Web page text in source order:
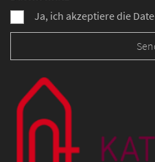
Ja, ich akzeptiere die